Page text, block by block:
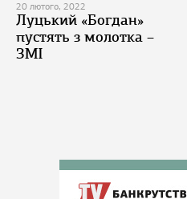
20 лютого, 2022
Луцький «Богдан»
пустять з молотка –
ЗМІ